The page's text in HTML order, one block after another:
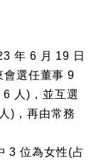
年 6 月 19 日
選任董事 9
6 人)，並互選
)，再由常務
3 位為女性(占